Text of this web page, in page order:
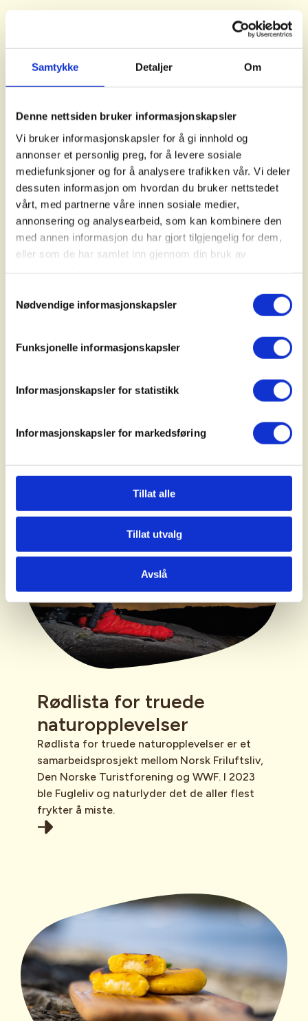
Samtykke Detaljer Om
Denne nettsiden bruker informasjonskapsler
Vi bruker informasjonskapsler for å gi innhold og
annonser et personlig preg, for å levere sosiale
mediefunksjoner og for å analysere trafikken vår. Vi deler
dessuten informasjon om hvordan du bruker nettstedet
vårt, med partnerne våre innen sosiale medier,
annonsering og analysearbeid, som kan kombinere den
med annen informasjon du har gjort tilgjengelig for dem,
eller som de har samlet inn gjennom din bruk av
Nødvendige informasjonskapsler
Funksjonelle informasjonskapsler
Informasjonskapsler for statistikk
Informasjonskapsler for markedsføring
Tillat alle
Tillat utvalg
Avslå
Vi har ingen naTUR å
miste
særegne muligheter for friluftsliv. Å være ute
i naturen, og oppleve ro og stillhet er en del
økende nedbygging.
Rødlista for truede
naturopplevelser
Rødlista for truede naturopplevelser er et
samarbeidsprosjekt mellom Norsk Friluftsliv,
Den Norske Turistforening og WWF. I 2023
ble Fugleliv og naturlyder det de aller flest
frykter å miste.